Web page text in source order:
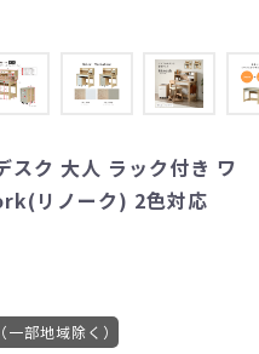
スク 大人 ラック付き ワ
リノーク) 2色対応
部地域除く）